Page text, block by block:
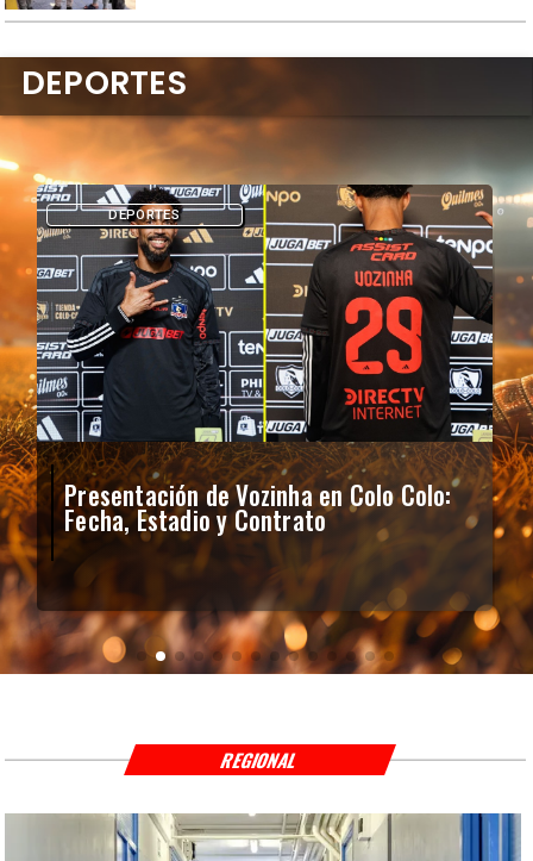
Presentación de Vozinha en Colo Colo:
Fecha, Estadio y Contrato
DEPORTES
DEPORTES
REGIONAL